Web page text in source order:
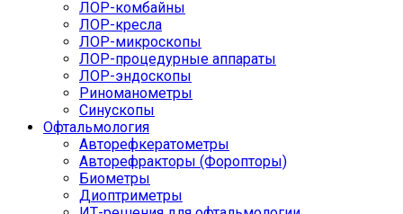
ЛОР-комбайны
ЛОР-кресла
ЛОР-микроскопы
ЛОР-процедурные аппараты
ЛОР-эндоскопы
Риноманометры
Синускопы
Офтальмология
Авторефкератометры
Авторефракторы (Форопторы)
Биометры
Диоптриметры